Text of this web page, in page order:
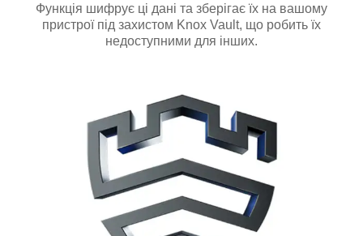
Функція шифрує ці дані та зберігає їх на вашому
пристрої під захистом Knox Vault, що робить їх
недоступними для інших.